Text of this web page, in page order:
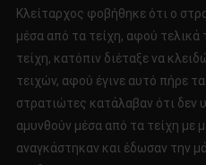
Κλείταρχος φοβήθηκε ότι ο
μέσα από τα τείχη, αφού
τείχη, κατόπιν διέταξε να
τειχών, αφού έγινε αυτό πήρε τα
στρατιώτες κατάλαβαν ότι δεν
αμυνθούν μέσα από τα τείχη με
αναγκάστηκαν και έδωσαν την